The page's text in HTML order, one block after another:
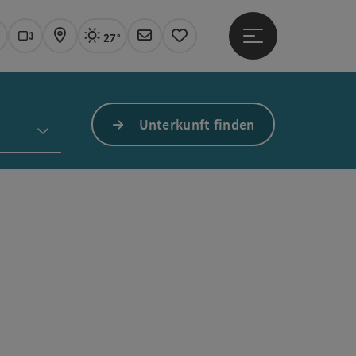
Webcams
KarteAktuelles Wetter Linz, sonnig
27°
Newsletter
Merkzettel
Hauptmenü öffnen
Unterkunft finden